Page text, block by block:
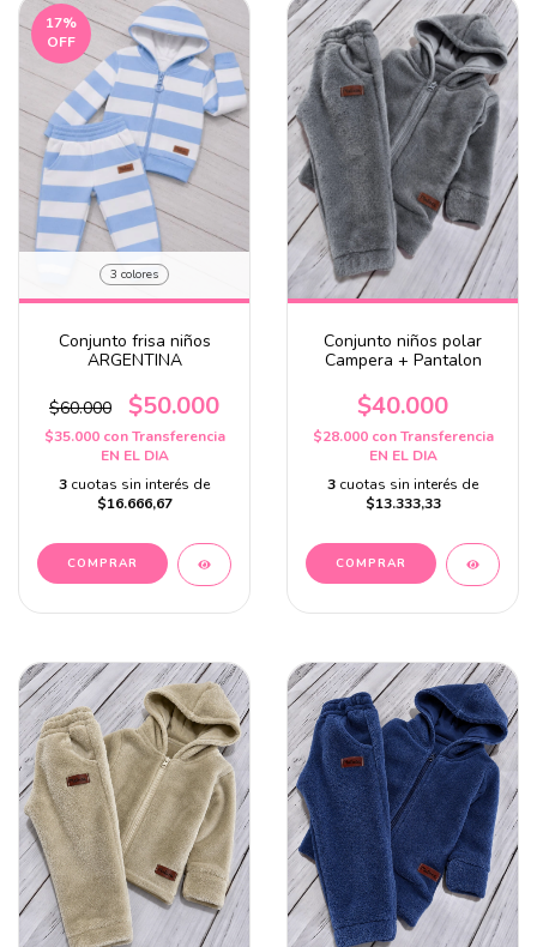
17%
OFF
3 colores
Conjunto frisa niños
ARGENTINA
$60.000 $50.000
$35.000 con Transferencia
EN EL DIA
3 cuotas sin interés de
$16.666,67
COMPRAR
Conjunto niños polar
Campera + Pantalon
$40.000
$28.000 con Transferencia
EN EL DIA
3 cuotas sin interés de
$13.333,33
COMPRAR